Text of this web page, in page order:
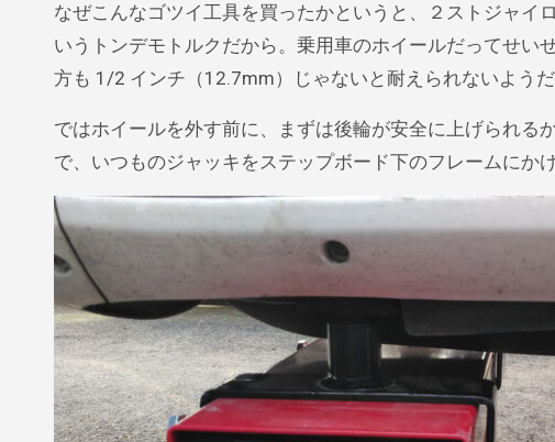
なぜこんなゴツイ工具を買ったかというと、２ストジャイ
いうトンデモトルクだから。乗用車のホイールだってせ
方も 1/2 インチ（12.7mm）じゃないと耐えられないようだ
ではホイールを外す前に、まずは後輪が安全に上げられ
で、いつものジャッキをステップボード下のフレームにか